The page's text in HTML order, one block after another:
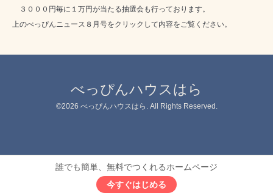
３０００円毎に１万円が当たる抽選会も行っております。
上のべっぴんニュース８月号をクリックして内容をご覧ください。
べっぴんハウスはら
©2026 べっぴんハウスはら . All Rights Reserved.
誰でも簡単、無料でつくれるホームページ
今すぐはじめる